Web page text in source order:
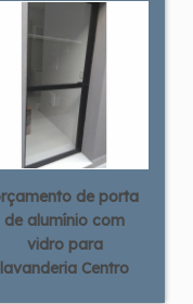
de porta
de alumínio com
vidro para
lavanderia Centro